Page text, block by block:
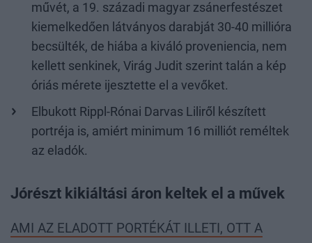
művét, a 19. századi magyar zsánerfestészet
kiemelkedően látványos darabját 30-40 millióra
becsülték, de hiába a kiváló proveniencia, nem
kellett senkinek, Virág Judit szerint talán a kép
óriás mérete ijesztette el a vevőket.
Elbukott Rippl-Rónai Darvas Liliről készített
portréja is, amiért minimum 16 milliót reméltek
az eladók.
Jórészt kikiáltási áron keltek el a művek
AMI AZ ELADOTT PORTÉKÁT ILLETI, OTT A